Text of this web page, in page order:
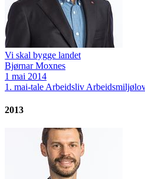
Vi skal bygge landet
Bjørnar Moxnes
1 mai 2014
1. mai-tale Arbeidsliv
2013